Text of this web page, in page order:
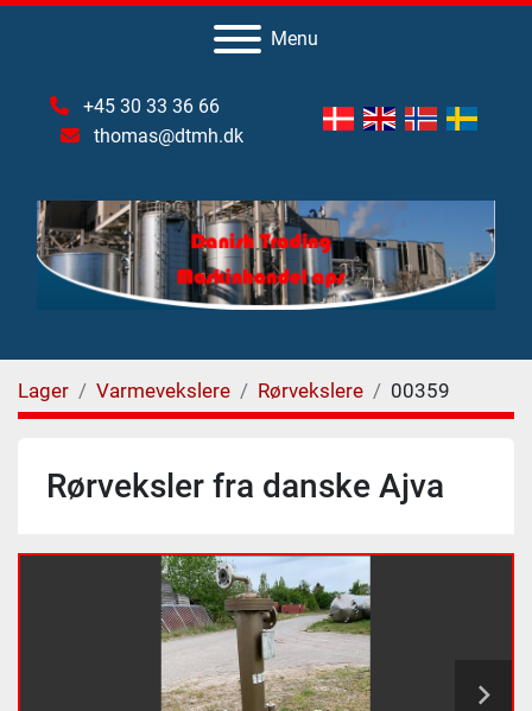
Menu
+45 30 33 36 66
thomas@dtmh.dk
Lager Varmevekslere Rørvekslere 00359
Rørveksler fra danske Ajva